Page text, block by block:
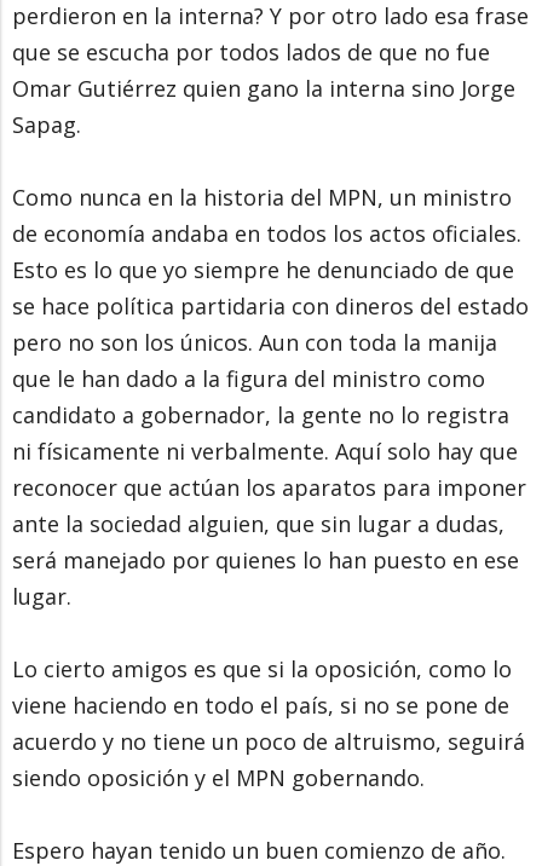
perdieron en la interna? Y por otro lado esa frase
que se escucha por todos lados de que no fue
Omar Gutiérrez quien gano la interna sino Jorge
Sapag.
Como nunca en la historia del MPN, un ministro
de economía andaba en todos los actos oficiales.
Esto es lo que yo siempre he denunciado de que
se hace política partidaria con dineros del estado
pero no son los únicos. Aun con toda la manija
que le han dado a la figura del ministro como
candidato a gobernador, la gente no lo registra
ni físicamente ni verbalmente. Aquí solo hay que
reconocer que actúan los aparatos para imponer
ante la sociedad alguien, que sin lugar a dudas,
será manejado por quienes lo han puesto en ese
lugar.
Lo cierto amigos es que si la oposición, como lo
viene haciendo en todo el país, si no se pone de
acuerdo y no tiene un poco de altruismo, seguirá
siendo oposición y el MPN gobernando.
Espero hayan tenido un buen comienzo de año.